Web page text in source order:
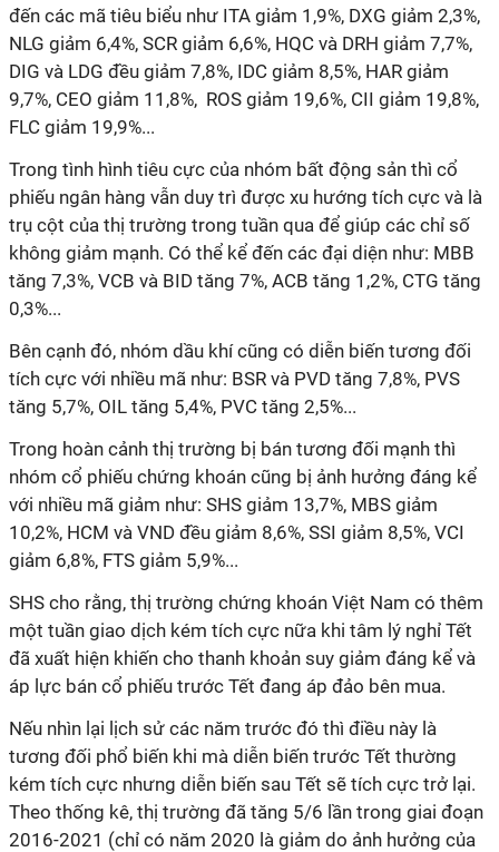
đến các mã tiêu biểu như ITA giảm 1,9%, DXG giảm 2,3%,
NLG giảm 6,4%, SCR giảm 6,6%, HQC và DRH giảm 7,7%,
DIG và LDG đều giảm 7,8%, IDC giảm 8,5%, HAR giảm
9,7%, CEO giảm 11,8%, ROS giảm 19,6%, CII giảm 19,8%,
FLC giảm 19,9%...
Trong tình hình tiêu cực của nhóm bất động sản thì cổ
phiếu ngân hàng vẫn duy trì được xu hướng tích cực và là
trụ cột của thị trường trong tuần qua để giúp các chỉ số
không giảm mạnh. Có thể kể đến các đại diện như: MBB
tăng 7,3%, VCB và BID tăng 7%, ACB tăng 1,2%, CTG tăng
0,3%...
Bên cạnh đó, nhóm dầu khí cũng có diễn biến tương đối
tích cực với nhiều mã như: BSR và PVD tăng 7,8%, PVS
tăng 5,7%, OIL tăng 5,4%, PVC tăng 2,5%...
Trong hoàn cảnh thị trường bị bán tương đối mạnh thì
nhóm cổ phiếu chứng khoán cũng bị ảnh hưởng đáng kể
với nhiều mã giảm như: SHS giảm 13,7%, MBS giảm
10,2%, HCM và VND đều giảm 8,6%, SSI giảm 8,5%, VCI
giảm 6,8%, FTS giảm 5,9%...
SHS cho rằng, thị trường chứng khoán Việt Nam có thêm
một tuần giao dịch kém tích cực nữa khi tâm lý nghỉ Tết
đã xuất hiện khiến cho thanh khoản suy giảm đáng kể và
áp lực bán cổ phiếu trước Tết đang áp đảo bên mua.
Nếu nhìn lại lịch sử các năm trước đó thì điều này là
tương đối phổ biến khi mà diễn biến trước Tết thường
kém tích cực nhưng diễn biến sau Tết sẽ tích cực trở lại.
Theo thống kê, thị trường đã tăng 5/6 lần trong giai đoạn
2016-2021 (chỉ có năm 2020 là giảm do ảnh hưởng của